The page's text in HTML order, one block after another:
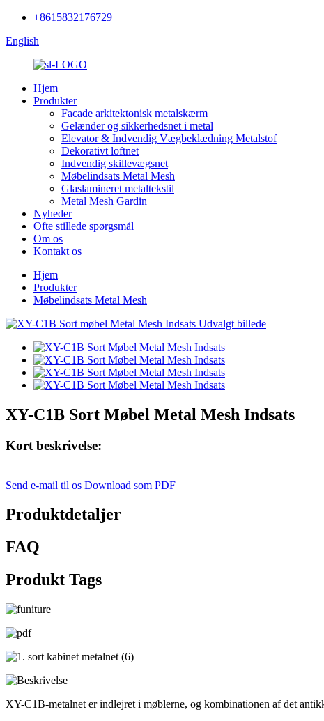
+8615832176729
English
Hjem
Produkter
Facade arkitektonisk metalskærm
Gelænder og sikkerhedsnet i metal
Elevator & Indvendig Vægbeklædning Metalstof
Dekorativt loftnet
Indvendig skillevægsnet
Møbelindsats Metal Mesh
Glaslamineret metaltekstil
Metal Mesh Gardin
Nyheder
Ofte stillede spørgsmål
Om os
Kontakt os
Hjem
Produkter
Møbelindsats Metal Mesh
XY-C1B Sort Møbel Metal Mesh Indsats
Kort beskrivelse:
Send e-mail til os Download som PDF
Produktdetaljer
FAQ
Produkt Tags
XY-C1B-metalnet er indlejret i møblerne, og kombinationen af ​​det